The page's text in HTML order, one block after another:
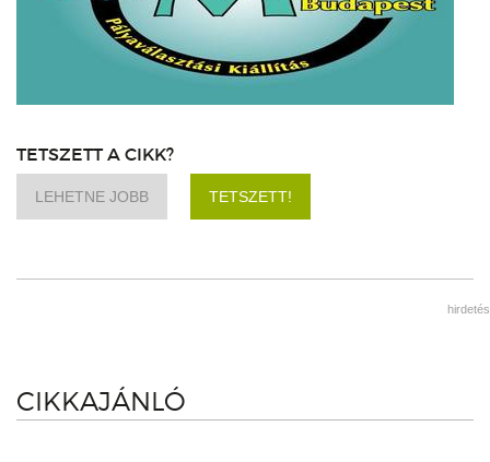
TETSZETT A CIKK?
LEHETNE JOBB TETSZETT!
hirdetés
CIKKAJÁNLÓ